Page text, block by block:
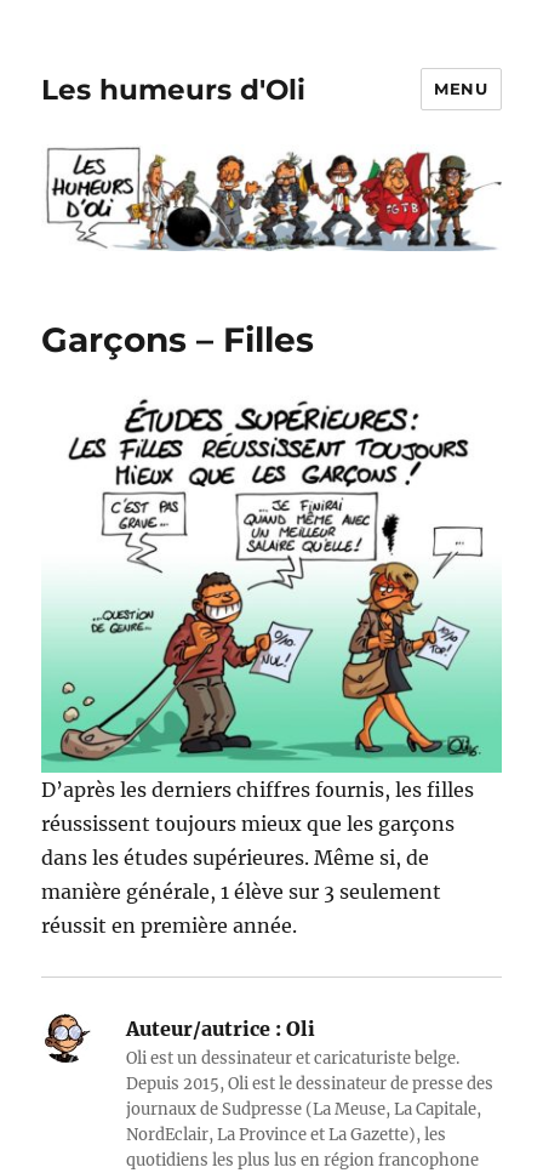
Les humeurs d'Oli MENU
Garçons – Filles
D’après les derniers chiffres fournis, les filles
réussissent toujours mieux que les garçons
dans les études supérieures. Même si, de
manière générale, 1 élève sur 3 seulement
réussit en première année.
Auteur/autrice : Oli
Oli est un dessinateur et caricaturiste belge.
Depuis 2015, Oli est le dessinateur de presse des
journaux de Sudpresse (La Meuse, La Capitale,
NordEclair, La Province et La Gazette), les
quotidiens les plus lus en région francophone